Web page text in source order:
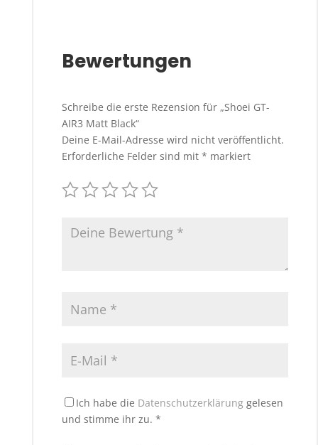
Bewertungen
Schreibe die erste Rezension für „Shoei GT-
AIR3 Matt Black“
Deine E-Mail-Adresse wird nicht veröffentlicht.
Erforderliche Felder sind mit * markiert
Ich habe die Datenschutzerklärunggelesen
und stimme ihr zu. *